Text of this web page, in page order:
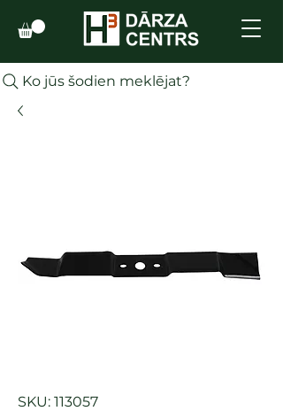
Ko jūs šodien meklējat?
SKU: 113057